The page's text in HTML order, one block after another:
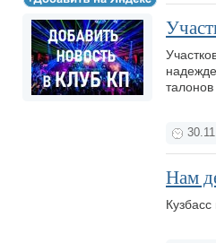
Нам